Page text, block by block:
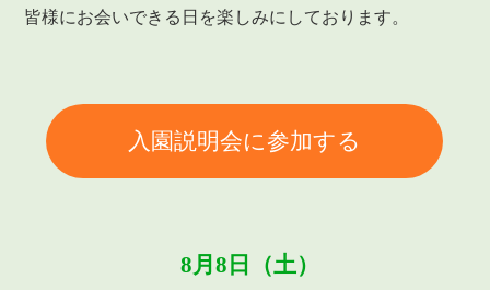
皆様にお会いできる日を楽しみにしております。